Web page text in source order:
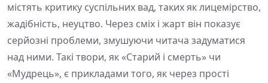
містять критику суспільних вад, таких як лицемірство,
жадібність, неуцтво. Через сміх і жарт він показує
серйозні проблеми, змушуючи читача задуматися
над ними. Такі твори, як «Старий і смерть» чи
«Мудрець», є прикладами того, як через прості